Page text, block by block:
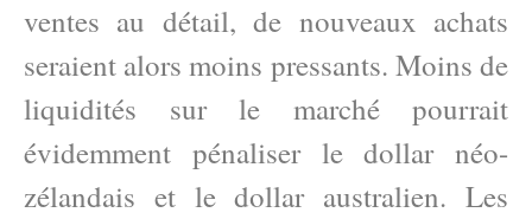
ventes au détail, de nouveaux achats
seraient alors moins pressants. Moins de
liquidités sur le marché pourrait
évidemment pénaliser le dollar néo-
zélandais et le dollar australien. Les